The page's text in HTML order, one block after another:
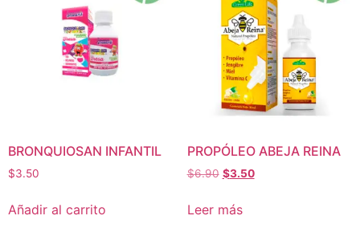
BRONQUIOSAN INFANTIL
$3.50
Añadir al carrito
PROPÓLEO ABEJA REINA
$6.90 $3.50
Leer más